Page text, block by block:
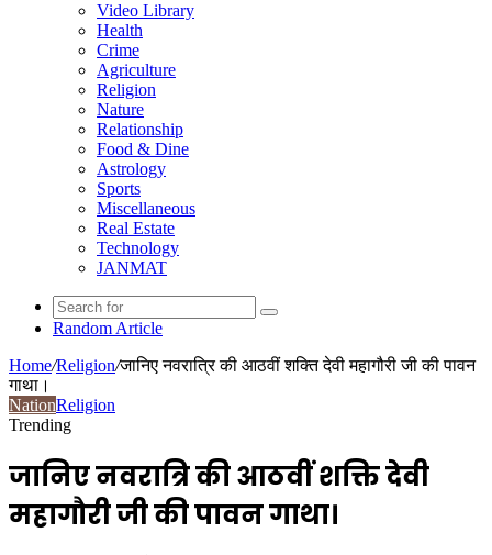
Video Library
Health
Crime
Agriculture
Religion
Nature
Relationship
Food & Dine
Astrology
Sports
Miscellaneous
Real Estate
Technology
JANMAT
Random Article
Home/Religion/जानिए नवरात्रि की आठवीं शक्ति देवी महागौरी जी की पावन
गाथा।
NationReligion
Trending
जानिए नवरात्रि की आठवीं शक्ति देवी
महागौरी जी की पावन गाथा।